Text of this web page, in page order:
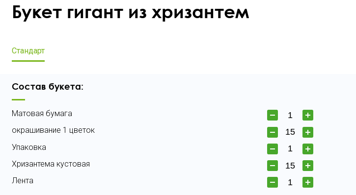
Букет гигант из хризантем
Стандарт
Состав букета:
Матовая бумага
окрашивание 1 цветок
Упаковка
Хризантема кустовая
Лента